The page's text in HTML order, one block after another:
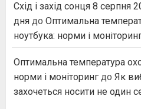
Схід і захід сонця 8 серпня
дня до Оптимальна
ноутбука: норми і
Оптимальна температура
норми і моніторинг до Як
захочеться носити не один